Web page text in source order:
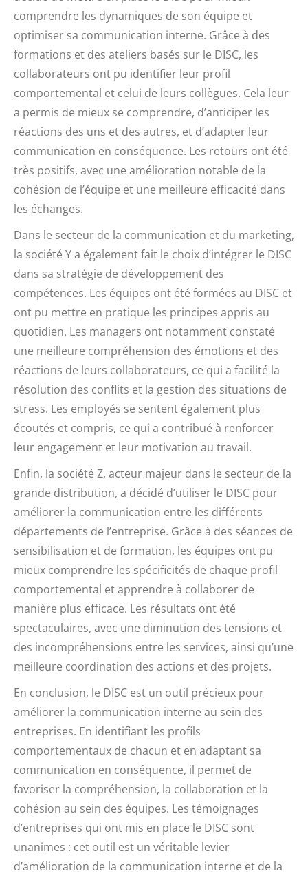
comprendre les dynamiques de son équipe et
optimiser sa communication interne. Grâce à des
formations et des ateliers basés sur le DISC, les
collaborateurs ont pu identifier leur profil
comportemental et celui de leurs collègues. Cela leur
a permis de mieux se comprendre, d’anticiper les
réactions des uns et des autres, et d’adapter leur
communication en conséquence. Les retours ont été
très positifs, avec une amélioration notable de la
cohésion de l’équipe et une meilleure efficacité dans
les échanges.
Dans le secteur de la communication et du marketing,
la société Y a également fait le choix d’intégrer le DISC
dans sa stratégie de développement des
compétences. Les équipes ont été formées au DISC et
ont pu mettre en pratique les principes appris au
quotidien. Les managers ont notamment constaté
une meilleure compréhension des émotions et des
réactions de leurs collaborateurs, ce qui a facilité la
résolution des conflits et la gestion des situations de
stress. Les employés se sentent également plus
écoutés et compris, ce qui a contribué à renforcer
leur engagement et leur motivation au travail.
Enfin, la société Z, acteur majeur dans le secteur de la
grande distribution, a décidé d’utiliser le DISC pour
améliorer la communication entre les différents
départements de l’entreprise. Grâce à des séances de
sensibilisation et de formation, les équipes ont pu
mieux comprendre les spécificités de chaque profil
comportemental et apprendre à collaborer de
manière plus efficace. Les résultats ont été
spectaculaires, avec une diminution des tensions et
des incompréhensions entre les services, ainsi qu’une
meilleure coordination des actions et des projets.
En conclusion, le DISC est un outil précieux pour
améliorer la communication interne au sein des
entreprises. En identifiant les profils
comportementaux de chacun et en adaptant sa
communication en conséquence, il permet de
favoriser la compréhension, la collaboration et la
cohésion au sein des équipes. Les témoignages
d’entreprises qui ont mis en place le DISC sont
unanimes : cet outil est un véritable levier
d’amélioration de la communication interne et de la